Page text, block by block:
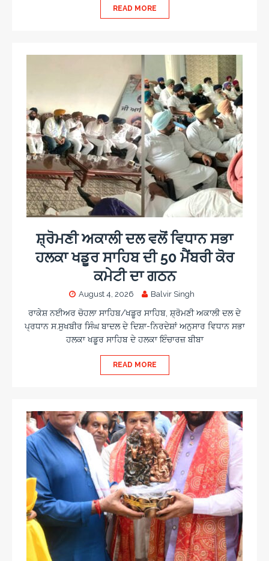
READ MORE
ਸ਼੍ਰੋਮਣੀ ਅਕਾਲੀ ਦਲ ਵਲੋਂ ਵਿਧਾਨ ਸਭਾ
ਹਲਕਾ ਖਡੂਰ ਸਾਹਿਬ ਦੀ 50 ਮੈਂਬਰੀ ਕੋਰ
ਕਮੇਟੀ ਦਾ ਗਠਨ
August 4, 2026 Balvir Singh
ਰਾਕੇਸ਼ ਨਈਅਰ ਚੋਹਲਾ ਸਾਹਿਬ/ਖਡੂਰ ਸਾਹਿਬ, ਸ਼੍ਰੋਮਣੀ ਅਕਾਲੀ ਦਲ ਦੇ
ਪ੍ਰਧਾਨ ਸ.ਸੁਖਬੀਰ ਸਿੰਘ ਬਾਦਲ ਦੇ ਦਿਸ਼ਾ-ਨਿਰਦੇਸ਼ਾਂ ਅਨੁਸਾਰ ਵਿਧਾਨ ਸਭਾ
ਹਲਕਾ ਖਡੂਰ ਸਾਹਿਬ ਦੇ ਹਲਕਾ ਇੰਚਾਰਜ਼ ਬੀਬਾ
READ MORE